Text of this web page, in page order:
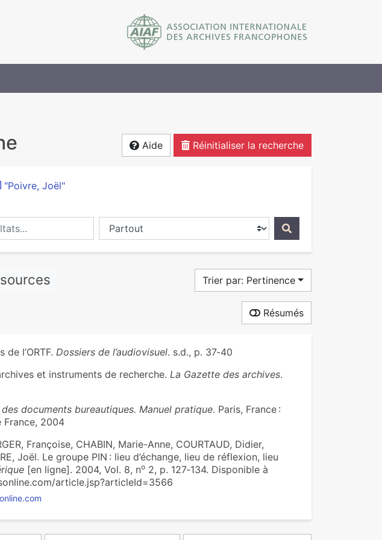
Aide Réinitialiser la recherche
"Poivre, Joël"
Chercher dans...
Trier par: Pertinence
Résumés
de l’ORTF. Dossiers de l’audiovisuel. s.d., p. 37‑40
et instruments de recherche. La Gazette des archives.
des documents bureautiques. Manuel pratique. Paris, France :
France, 2004
Françoise, CHABIN, Marie-Anne, COURTAUD, Didier,
Joël. Le groupe PIN : lieu d’échange, lieu de réflexion, lieu
[en ligne]. 2004, Vol. 8, no2, p. 127‑134. Disponible à
article.jsp?articleId=3566